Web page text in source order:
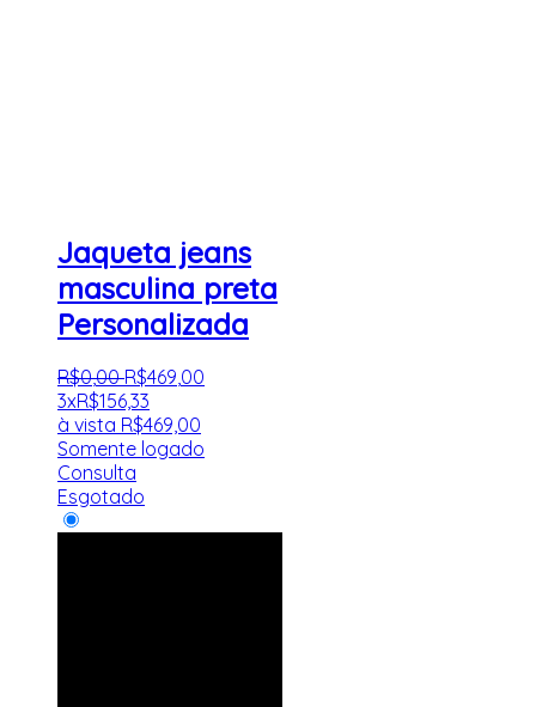
Jaqueta jeans
masculina preta
Personalizada
R$0,00 R$469,00
3xR$156,33
à vista R$469,00
Somente logado
Consulta
Esgotado